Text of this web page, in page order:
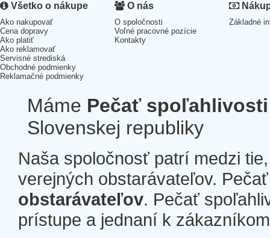
Všetko o nákupe
Ako nakupovať
Cena dopravy
Ako platiť
Ako reklamovať
Servisné strediská
Obchodné podmienky
Reklamačné podmienky
O nás
O spoločnosti
Voľné pracovné pozície
Kontakty
Základné
Máme Pečať spoľahlivosti
Slovenskej republiky
Naša spoločnosť patrí medzi
verejných obstarávateľov.
obstarávateľov. Pečať
prístupe a jednaní k